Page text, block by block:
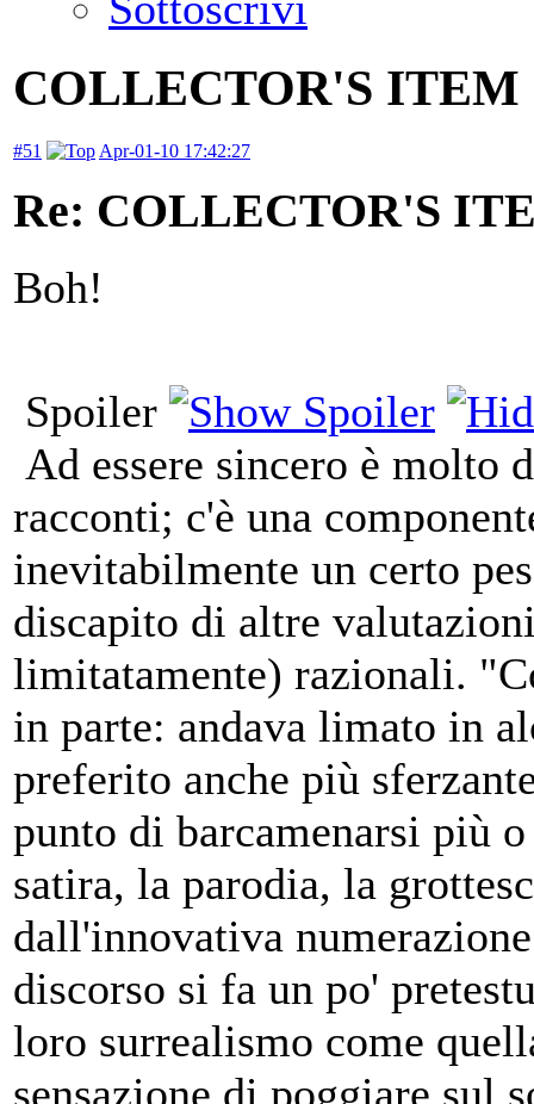
COLLECTOR'S ITEM
#51 Apr-01-10 17:42:27
Re: COLLECTOR'S
Boh!
Spoiler
Ad essere sincero è molto
racconti; c'è una
inevitabilmente un certo
discapito di altre
limitatamente) razionali.
in parte: andava limato in
preferito anche più
punto di barcamenarsi più
satira, la parodia, la
dall'innovativa
discorso si fa un po'
loro surrealismo come
sensazione di poggiare sul